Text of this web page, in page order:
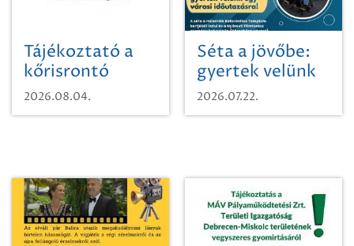
Tájékoztató a
kőrisrontó
karcsúdíszbogárról
2026.08.04.
Séta a jövőbe:
gyertek velünk
egy városi
időutazásra!
2026.07.22.